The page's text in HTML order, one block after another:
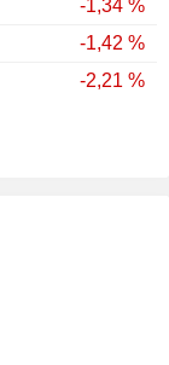
-1,34 %
-1,42 %
-2,21 %